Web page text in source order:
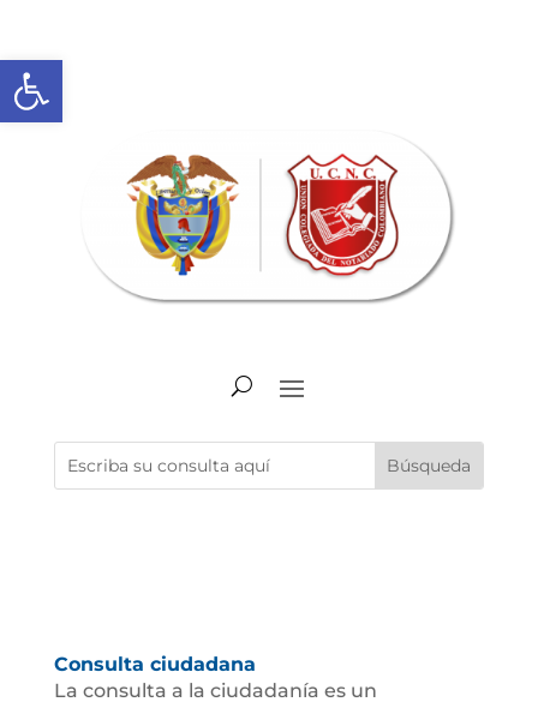
Abrir barra de herramientas
Consulta ciudadana
La consulta a la ciudadanía es un